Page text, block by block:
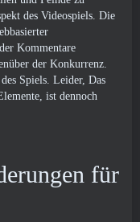
des Videospiels. Die
Kommentare
der Konkurrenz.
Spiels. Leider, Das
ist dennoch
für